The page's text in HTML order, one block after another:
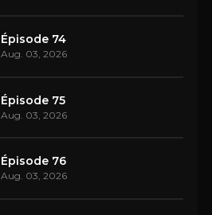
Épisode 74
Aug. 03, 2026
Épisode 75
Aug. 03, 2026
Épisode 76
Aug. 03, 2026